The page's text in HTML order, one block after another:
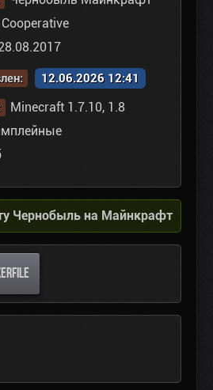
12.06.2026 12:41
Minecraft 1.7.10, 1.8
Чернобыль на Майнкрафт